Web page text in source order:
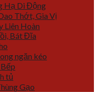
Hạ Di Động
Thớt, Gia Vị
Liên Hoàn
Bát Đĩa
ngăn kéo
tủ
Gạo